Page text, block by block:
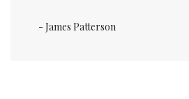
- James Patterson